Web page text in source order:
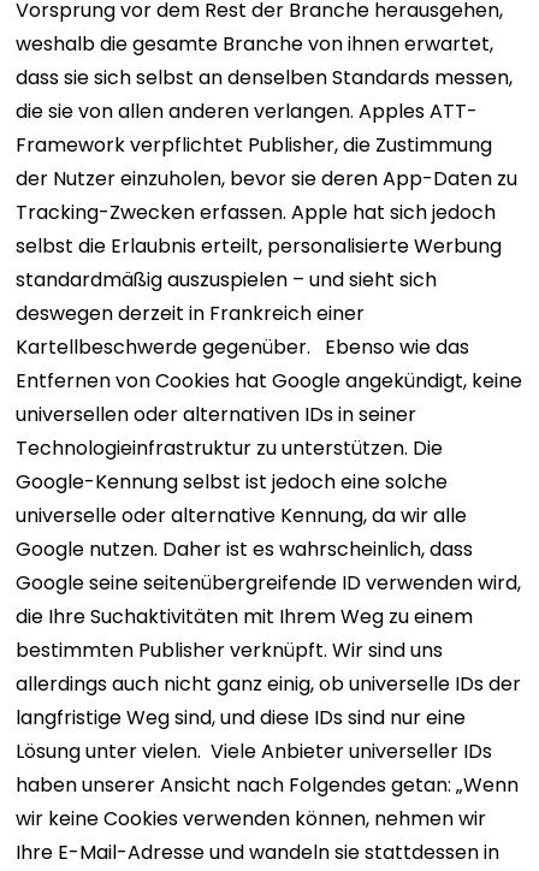
Vorsprung vor dem Rest der Branche herausgehen,
weshalb die gesamte Branche von ihnen erwartet,
dass sie sich selbst an denselben Standards messen,
die sie von allen anderen verlangen. Apples ATT-
Framework verpflichtet Publisher, die Zustimmung
der Nutzer einzuholen, bevor sie deren App-Daten zu
Tracking-Zwecken erfassen. Apple hat sich jedoch
selbst die Erlaubnis erteilt, personalisierte Werbung
standardmäßig auszuspielen – und sieht sich
deswegen derzeit in Frankreich einer
Kartellbeschwerde gegenüber.
Ebenso wie das
Entfernen von Cookies hat Google angekündigt, keine
universellen oder alternativen IDs in seiner
Technologieinfrastruktur zu unterstützen. Die
Google-Kennung selbst ist jedoch eine solche
universelle oder alternative Kennung, da wir alle
Google nutzen. Daher ist es wahrscheinlich, dass
Google seine seitenübergreifende ID verwenden wird,
die Ihre Suchaktivitäten mit Ihrem Weg zu einem
bestimmten Publisher verknüpft. Wir sind uns
allerdings auch nicht ganz einig, ob universelle IDs der
langfristige Weg sind, und diese IDs sind nur eine
Lösung unter vielen. Viele Anbieter universeller IDs
haben unserer Ansicht nach Folgendes getan: „Wenn
wir keine Cookies verwenden können, nehmen wir
Ihre E-Mail-Adresse und wandeln sie stattdessen in